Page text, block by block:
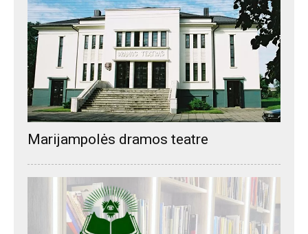
Marijampolės dramos teatre